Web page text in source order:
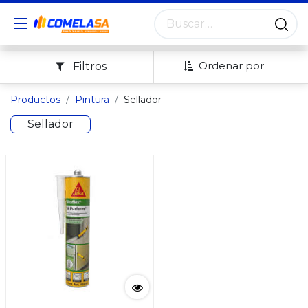
Ordenar por
Filtros
Productos Pintura Sellador
Sellador